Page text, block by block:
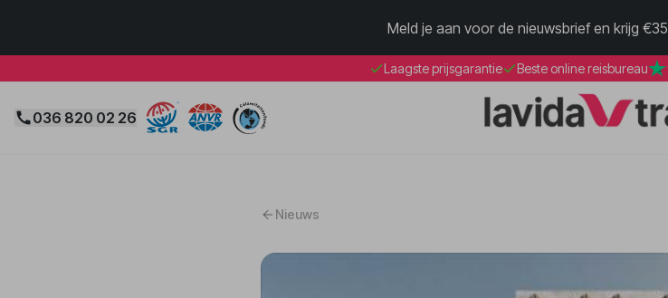
Meld je aan voor de nieuwsbrief en krijg
Laagste prijsgarantie Beste online reisbureau
036 820 02 26
Nieuws